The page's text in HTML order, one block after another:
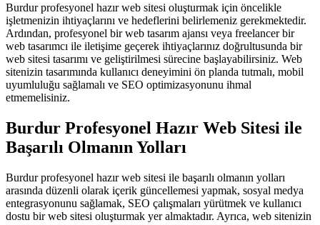
Burdur profesyonel hazır web sitesi oluşturmak için öncelikle
işletmenizin ihtiyaçlarını ve hedeflerini belirlemeniz gerekmektedir.
Ardından, profesyonel bir web tasarım ajansı veya freelancer bir
web tasarımcı ile iletişime geçerek ihtiyaçlarınız doğrultusunda bir
web sitesi tasarımı ve geliştirilmesi sürecine başlayabilirsiniz. Web
sitenizin tasarımında kullanıcı deneyimini ön planda tutmalı, mobil
uyumluluğu sağlamalı ve SEO optimizasyonunu ihmal
etmemelisiniz.
Burdur Profesyonel Hazır Web Sitesi ile
Başarılı Olmanın Yolları
Burdur profesyonel hazır web sitesi ile başarılı olmanın yolları
arasında düzenli olarak içerik güncellemesi yapmak, sosyal medya
entegrasyonunu sağlamak, SEO çalışmaları yürütmek ve kullanıcı
dostu bir web sitesi oluşturmak yer almaktadır. Ayrıca, web sitenizin